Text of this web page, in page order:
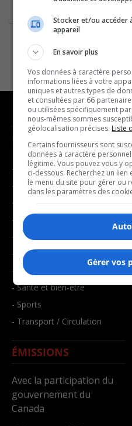
NOUVELLES
- Affaires municipales
- Communauté / Social
- Culture
- Économie
- Éducation
- Environnement
- Faits divers
- Santé et bien-être
- Sports
- Transport / Circulation
ÉMISSIONS
Avec la participation du
gouvernement du
Canada
Stocker et/ou accéder
appareil
En savoir plus
Vos données à caractère
informations liées à votre
uniques et autres types de
et consultées par 66
ou utilisées spécifiquement
nous-mêmes sommes
géolocalisation précises. Liste
Certains fournisseurs sont
données à caractère
légitime. Vous pouvez vous y
ci-dessous. Recherchez un
le menu du site pour gérer ou
dans les paramètres des
Gérer vos